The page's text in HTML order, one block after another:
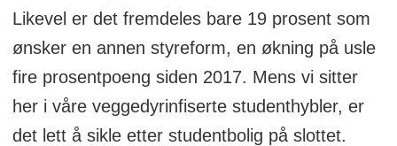
Likevel er det fremdeles bare 19 prosent som
ønsker en annen styreform, en økning på usle
fire prosentpoeng siden 2017. Mens vi sitter
her i våre veggedyrinfiserte studenthybler, er
det lett å sikle etter studentbolig på slottet.